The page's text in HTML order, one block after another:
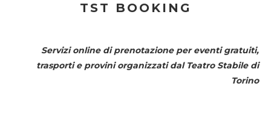
TST BOOKING
Servizi online di prenotazione per eventi gratuiti,
trasporti e provini organizzati dal Teatro Stabile di
Torino